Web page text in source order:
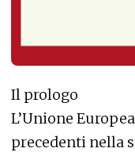
Il prologo
L’Unione
precedenti nella